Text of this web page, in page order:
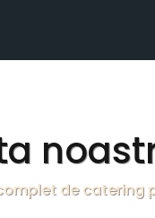
de catering